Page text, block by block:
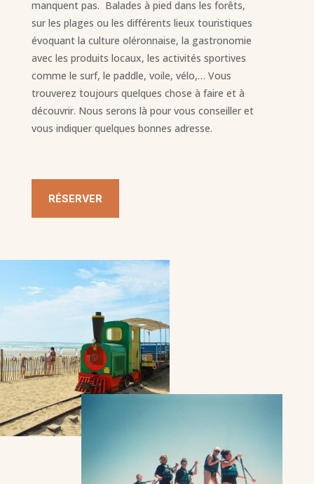
manquent pas. Balades à pied dans les forêts,
sur les plages ou les différents lieux touristiques
évoquant la culture oléronnaise, la gastronomie
avec les produits locaux, les activités sportives
comme le surf, le paddle, voile, vélo,… Vous
trouverez toujours quelques chose à faire et à
découvrir. Nous serons là pour vous conseiller et
vous indiquer quelques bonnes adresse.
RÉSERVER